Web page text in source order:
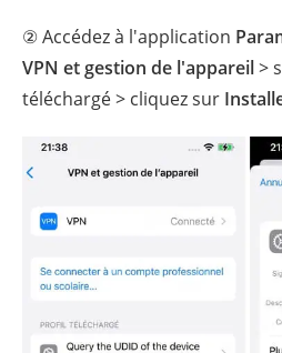
② Accédez à l'application
VPN et gestion de l'appareil>
téléchargé > cliquez sur